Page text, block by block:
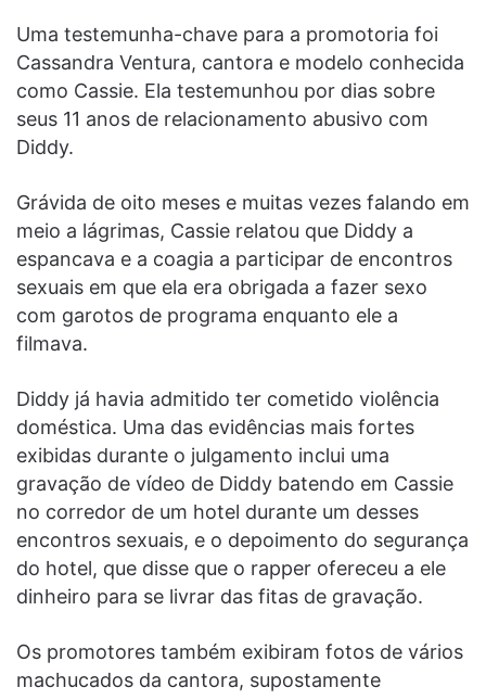
Uma testemunha-chave para a promotoria foi
Cassandra Ventura, cantora e modelo conhecida
como Cassie. Ela testemunhou por dias sobre
seus 11 anos de relacionamento abusivo com
Diddy.
Grávida de oito meses e muitas vezes falando em
meio a lágrimas, Cassie relatou que Diddy a
espancava e a coagia a participar de encontros
sexuais em que ela era obrigada a fazer sexo
com garotos de programa enquanto ele a
filmava.
Diddy já havia admitido ter cometido violência
doméstica. Uma das evidências mais fortes
exibidas durante o julgamento inclui uma
gravação de vídeo de Diddy batendo em Cassie
no corredor de um hotel durante um desses
encontros sexuais, e o depoimento do segurança
do hotel, que disse que o rapper ofereceu a ele
dinheiro para se livrar das fitas de gravação.
Os promotores também exibiram fotos de vários
machucados da cantora, supostamente